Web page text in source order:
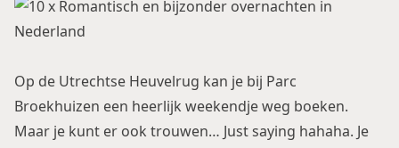
Op de Utrechtse Heuvelrug kan je bij Parc
Broekhuizen een heerlijk weekendje weg boeken.
Maar je kunt er ook trouwen… Just saying hahaha. Je